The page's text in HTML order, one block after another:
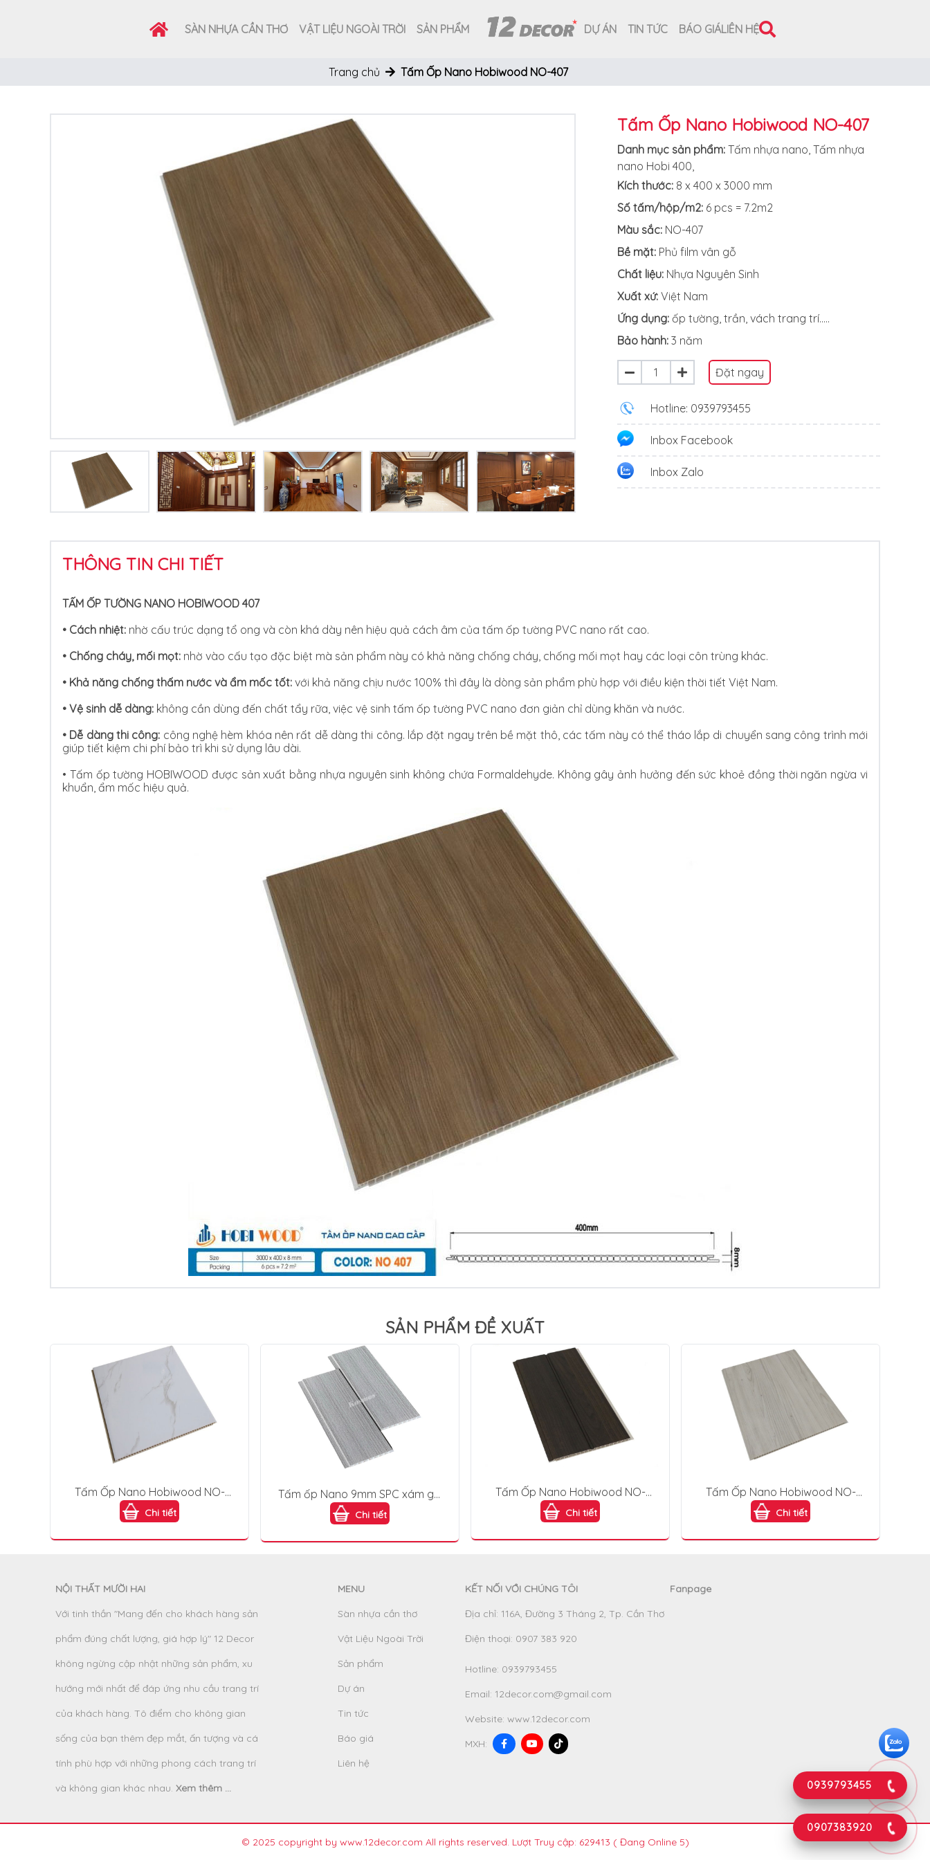
SÀN NHỰA CẦN THƠ VẬT LIỆU NGOÀI TRỜI SẢN PHẨM DỰ ÁN TIN TỨC BÁO GIÁLIÊN HỆ
0939793455
0907383920
Trang chủ Tấm Ốp Nano Hobiwood NO-407
Tấm Ốp Nano Hobiwood NO-407
Danh mục sản phẩm: Tấm nhựa nano Tấm nhựa
nano Hobi 400
Kích thước: 8 x 400 x 3000 mm
Số tấm/hộp/m2: 6 pcs = 7.2m2
Màu sắc: NO-407
Bề mặt: Phủ film vân gỗ
Chất liệu: Nhựa Nguyên Sinh
Xuất xứ: Việt Nam
Ứng dụng: ốp tường, trần, vách trang trí…..
Bảo hành: 3 năm
Đặt ngay
Hotline: 0939793455
Inbox Facebook
Inbox Zalo
THÔNG TIN CHI TIẾT
TẤM ỐP TƯỜNG NANO HOBIWOOD 407
• Cách nhiệt: nhờ cấu trúc dạng tổ ong và còn khá dày nên hiệu quả cách âm của tấm ốp tường PVC nano rất cao.
• Chống cháy, mối mọt: nhờ vào cấu tạo đặc biệt mà sản phẩm này có khả năng chống cháy, chống mối mọt hay các loại côn trùng khác.
• Khả năng chống thấm nước và ẩm mốc tốt: với khả năng chịu nước 100% thì đây là dòng sản phẩm phù hợp với điều kiện thời tiết Việt Nam.
• Vệ sinh dễ dàng: không cần dùng đến chất tẩy rữa, việc vệ sinh tấm ốp tường PVC nano đơn giản chỉ dùng khăn và nước.
• Dễ dàng thi công: công nghệ hèm khóa nên rất dễ dàng thi công. lắp đặt ngay trên bề mặt thô, các tấm này có thể tháo lắp di chuyển sang công trình mới
giúp tiết kiệm chi phí bảo trì khi sử dụng lâu dài.
• Tấm ốp tường HOBIWOOD được sản xuất bằng nhựa nguyên sinh không chứa Formaldehyde. Không gây ảnh hưởng đến sức khoẻ đồng thời ngăn ngừa vi
khuẩn, ẩm mốc hiệu quả.
SẢN PHẨM ĐỀ XUẤT
Tấm Ốp Nano Hobiwood NO-
413
Chi tiết
Tấm ốp Nano 9mm SPC xám ghi
đậm (Dark Grey) KOP105-100
Chi tiết
Tấm Ốp Nano Hobiwood NO-
208
Chi tiết
Tấm Ốp Nano Hobiwood NO-
403
Chi tiết
NỘI THẤT MƯỜI HAI
Với tinh thần "Mang đến cho khách hàng sản
phẩm đúng chất lượng, giá hợp lý" 12 Decor
không ngừng cập nhật những sản phẩm, xu
hướng mới nhất để đáp ứng nhu cầu trang trí
của khách hàng. Tô điểm cho không gian
sống của bạn thêm đẹp mắt, ấn tượng và cá
tính phù hợp với những phong cách trang trí
và không gian khác nhau. Xem thêm ...
MENU
Sàn nhựa cần thơ
Vật Liệu Ngoài Trời
Sản phẩm
Dự án
Tin tức
Báo giá
Liên hệ
KẾT NỐI VỚI CHÚNG TÔI
Địa chỉ: 116A, Đường 3 Tháng 2, Tp. Cần Thơ
Điện thoại: 0907 383 920
Hotline: 0939793455
Email: 12decor.com@gmail.com
Website: www.12decor.com
MXH:
Fanpage
© 2025 copyright by www.12decor.com All rights reserved. Lượt Truy cập: 629413 ( Đang Online 5)